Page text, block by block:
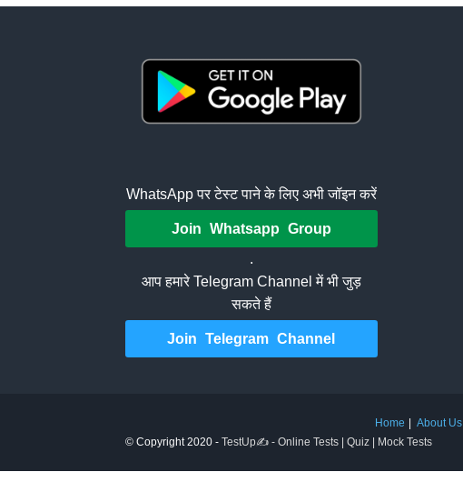
WhatsApp पर टेस्ट पाने के लिए अभी जॉइन करें
Join Whatsapp Group
.
आप हमारे Telegram Channel में भी जुड़
सकते हैं
Join Telegram Channel
Home About Us
© Copyright 2020 - TestUp✍️ - Online Tests | Quiz | Mock Tests